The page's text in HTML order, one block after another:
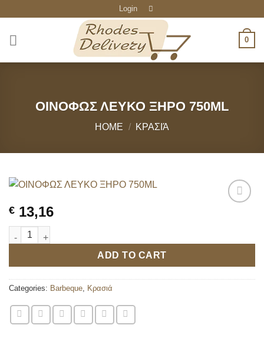
content
Login
0
ΟΙΝΟΦΩΣ ΛΕΥΚΟ ΞΗΡΟ 750ML
HOME / ΚΡΑΣΙΆ
€ 13,16
ΟΙΝΟΦΩΣ ΛΕΥΚΟ ΞΗΡΟ 750ML quantity
ADD TO CART
Categories: Barbeque, Κρασιά